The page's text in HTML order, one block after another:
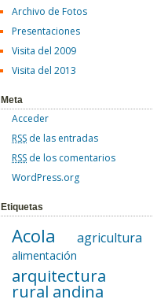
Archivo de Fotos
Presentaciones
Visita del 2009
Visita del 2013
Meta
Acceder
RSS de las entradas
RSS de los comentarios
WordPress.org
Etiquetas
Acola agricultura
alimentación
arquitectura
rural andina